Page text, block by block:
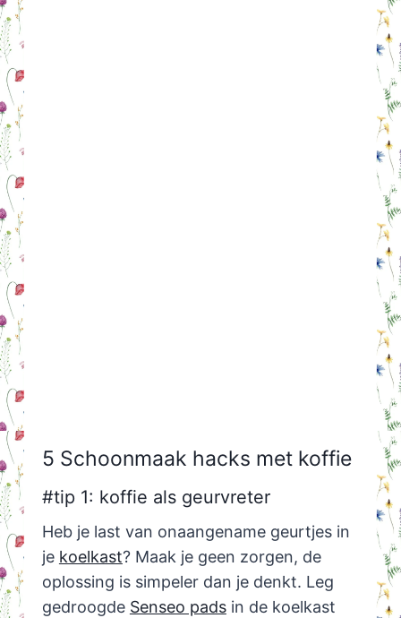
5 Schoonmaak hacks met koffie
#tip 1: koffie als geurvreter
Heb je last van onaangename geurtjes in
je koelkast? Maak je geen zorgen, de
oplossing is simpeler dan je denkt. Leg
gedroogde Senseo padsin de koelkast